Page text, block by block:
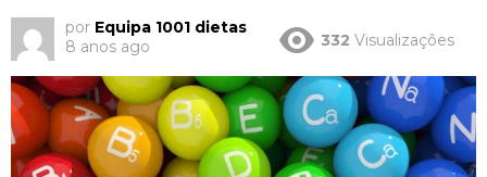
por Equipa 1001 dietas
8 anos ago
332 Visualizações